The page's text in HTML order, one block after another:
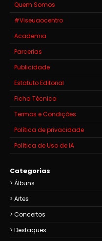
Quem Somos
#Viseuaocentro
Academia
Parcerias
Publicidade
Estatuto Editorial
Ficha Técnica
Termos e Condições
Política de privacidade
Política de Uso de IA
Categorias
Álbuns
Artes
Concertos
Destaques